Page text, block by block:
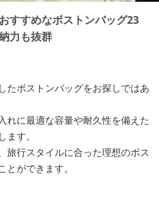
すすめなボストンバッグ23
力も抜群
たボストンバッグをお探しではあ
れに最適な容量や耐久性を備えた
す。
旅行スタイルに合った理想のボス
とができます。